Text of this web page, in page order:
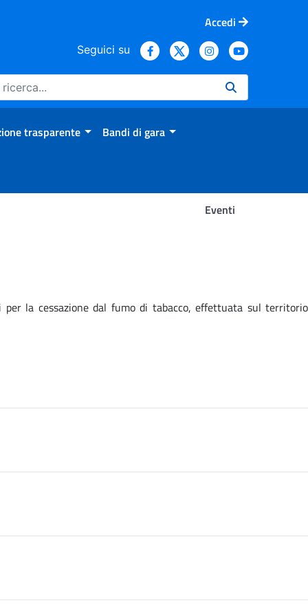
Accedi
Seguici su
trasparente Bandi di gara
Eventi
la cessazione dal fumo di tabacco, effettuata sul territorio